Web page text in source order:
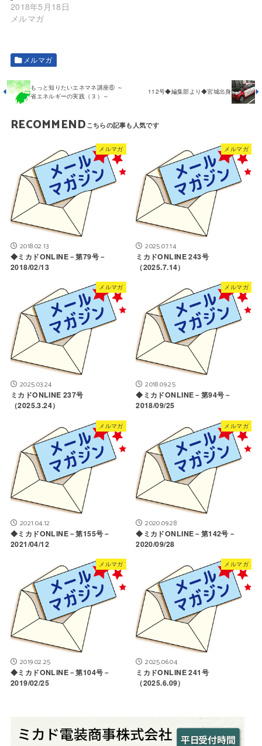
2018年5月18日
メルマガ
メルマガ
112号◆編集部より◆宮城出身
もっと知りたいエネマネ講座⑥ ～
省エネルギーの実践（３）～
RECOMMEND
メルマガ
2018.02.13
◆ミカドONLINE－第79号－
2018/02/13
メルマガ
2025.07.14
ミカドONLINE 243号
（2025.7.14）
メルマガ
2025.03.24
ミカドONLINE 237号
（2025.3.24）
メルマガ
2018.09.25
◆ミカドONLINE－第94号－
2018/09/25
メルマガ
2021.04.12
◆ミカドONLINE－第155号－
2021/04/12
メルマガ
2020.09.28
◆ミカドONLINE－第142号－
2020/09/28
メルマガ
2019.02.25
◆ミカドONLINE－第104号－
2019/02/25
メルマガ
2025.06.04
ミカドONLINE 241号
（2025.6.09）